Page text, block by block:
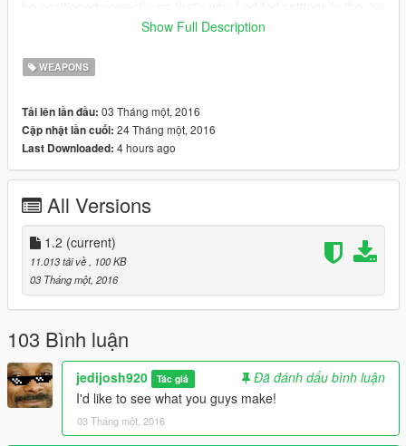
file so you can offset the X and Y of the reticle or you can
Credits
Changelog
1.0
- Initial Release
1.1
- Added menu for loading multiple reticles. (ZyDevs)
1,2
- Fixed Mod. (ZyDevs)
Show Full Description
WEAPONS
Tải lên lần đầu: 03 Tháng một, 2016
Cập nhật lần cuối: 24 Tháng một, 2016
Last Downloaded: 4 hours ago
All Versions
1.2 (current)
11.013 tải về
, 100 KB
03 Tháng một, 2016
103 Bình luận
jedijosh920 Tác giả
Đã đánh dấu bình luận
I'd like to see what you guys make!
03 Tháng một, 2016